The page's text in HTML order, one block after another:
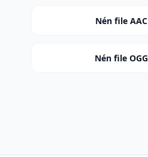
Nén file AAC
Nén file OGG